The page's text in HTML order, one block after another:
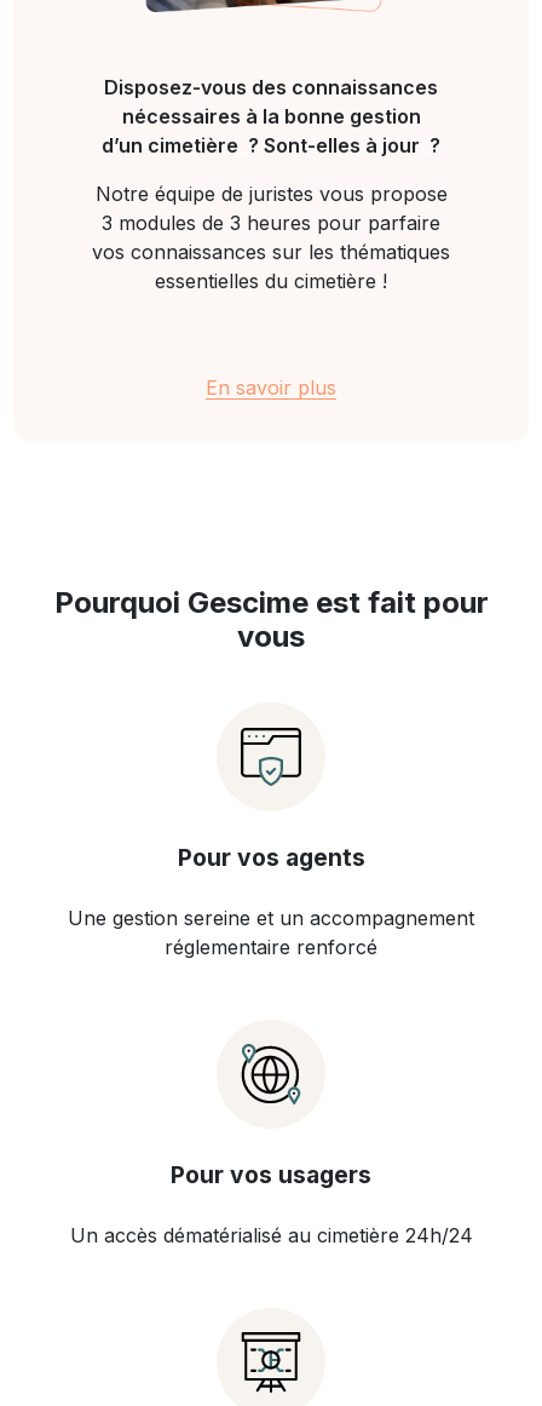
Disposez-vous des connaissances
nécessaires à la bonne gestion
d’un cimetière ? Sont-elles à jour ?
Notre équipe de juristes vous propose
3 modules de 3 heures pour parfaire
vos connaissances sur les thématiques
essentielles du cimetière !
En savoir plus
Pourquoi Gescime est fait pour
vous
Pour vos agents
Une gestion sereine et un accompagnement
réglementaire renforcé
Pour vos usagers
Un accès dématérialisé au cimetière 24h/24